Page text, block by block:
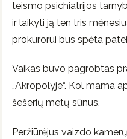
teismo psichiatrijos
ir laikyti ją ten tris
prokurorui bus spėta
Vaikas buvo pagrobtas
„Akropolyje“. Kol mama
šešerių metų sūnus.
Peržiūrėjus vaizdo